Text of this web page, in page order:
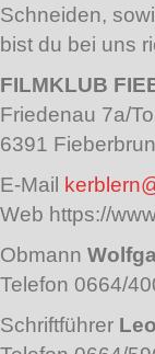
Schneiden,
bist du bei uns
FILMKLUB
Friedenau 7a/
6391
E-Mail
Web https://
Obmann
Telefon 0664/
Schriftführer